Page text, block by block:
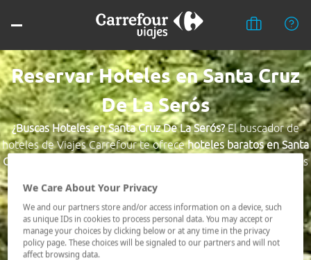
Reservar Hoteles en Santa Cruz
De La Serós
¿Buscas Hoteles en Santa Cruz De La Serós?El buscador de
hoteles de Viajes Carrefour te ofrecehoteles baratos en Santa
Cruz De La Serós
a los mejores precios. Hoteles céntricos o los
encontramos al mejor precio.
Destino *
We Care About Your Privacy
We and our partners store and/or access information on a device, such
as unique IDs in cookies to process personal data. You may accept or
manage your choices by clicking below or at any time in the privacy
policy page. These choices will be signaled to our partners and will not
affect browsing data.